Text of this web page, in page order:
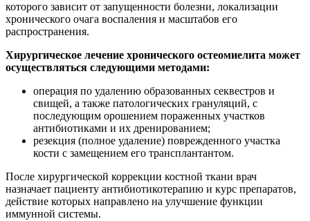
которого зависит от запущенности болезни, локализации
хронического очага воспаления и масштабов его
распространения.
Хирургическое лечение хронического остеомиелита может
осуществляться следующими методами:
операция по удалению образованных секвестров и
свищей, а также патологических грануляций, с
последующим орошением пораженных участков
антибиотиками и их дренированием;
резекция (полное удаление) поврежденного участка
кости с замещением его трансплантантом.
После хирургической коррекции костной ткани врач
назначает пациенту антибиотикотерапию и курс препаратов,
действие которых направлено на улучшение функции
иммунной системы.